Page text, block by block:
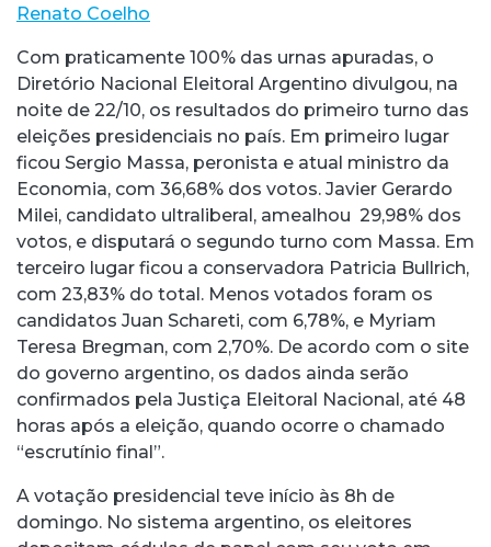
Renato Coelho
Com praticamente 100% das urnas apuradas, o
Diretório Nacional Eleitoral Argentino divulgou, na
noite de 22/10, os resultados do primeiro turno das
eleições presidenciais no país. Em primeiro lugar
ficou Sergio Massa, peronista e atual ministro da
Economia, com 36,68% dos votos. Javier Gerardo
Milei, candidato ultraliberal, amealhou 29,98% dos
votos, e disputará o segundo turno com Massa. Em
terceiro lugar ficou a conservadora Patricia Bullrich,
com 23,83% do total. Menos votados foram os
candidatos Juan Schareti, com 6,78%, e Myriam
Teresa Bregman, com 2,70%. De acordo com o site
do governo argentino, os dados ainda serão
confirmados pela Justiça Eleitoral Nacional, até 48
horas após a eleição, quando ocorre o chamado
“escrutínio final”.
A votação presidencial teve início às 8h de
domingo. No sistema argentino, os eleitores